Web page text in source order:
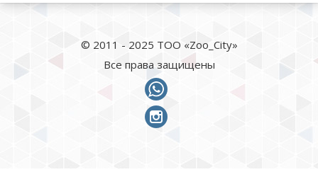
© 2011 - 2025 ТОО «Zoo_City»
Все права защищены